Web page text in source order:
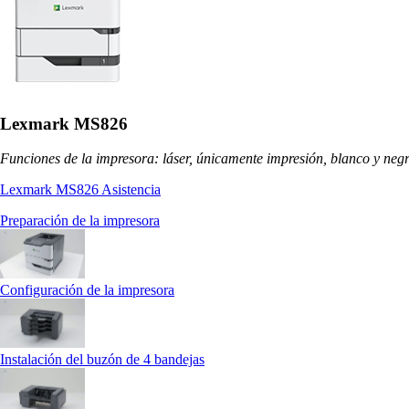
Lexmark MS826
Funciones de la impresora: láser, únicamente impresión, blanco y
Lexmark MS826 Asistencia
Preparación de la impresora
Configuración de la impresora
Instalación del buzón de 4 bandejas